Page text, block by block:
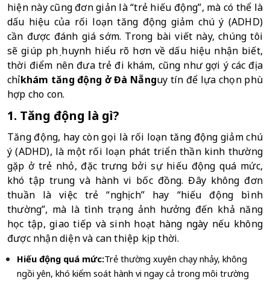
hiện này cũng đơn giản là “trẻ hiếu động”, mà có thể là
dấu hiệu của rối loạn tăng động giảm chú ý (ADHD)
cần được đánh giá sớm. Trong bài viết này, chúng tôi
sẽ giúp phụ huynh hiểu rõ hơn về dấu hiệu nhận biết,
thời điểm nên đưa trẻ đi khám, cũng như gợi ý các địa
chỉkhám tăng động ở Đà Nẵnguy tín để lựa chọn phù
hợp cho con.
1. Tăng động là gì?
Tăng động, hay còn gọi là rối loạn tăng động giảm chú
ý (ADHD), là một rối loạn phát triển thần kinh thường
gặp ở trẻ nhỏ, đặc trưng bởi sự hiếu động quá mức,
khó tập trung và hành vi bốc đồng. Đây không đơn
thuần là việc trẻ “nghịch” hay “hiếu động bình
thường”, mà là tình trạng ảnh hưởng đến khả năng
học tập, giao tiếp và sinh hoạt hàng ngày nếu không
được nhận diện và can thiệp kịp thời.
Hiếu động quá mức:Trẻ thường xuyên chạy nhảy, không
ngồi yên, khó kiểm soát hành vi ngay cả trong môi trường